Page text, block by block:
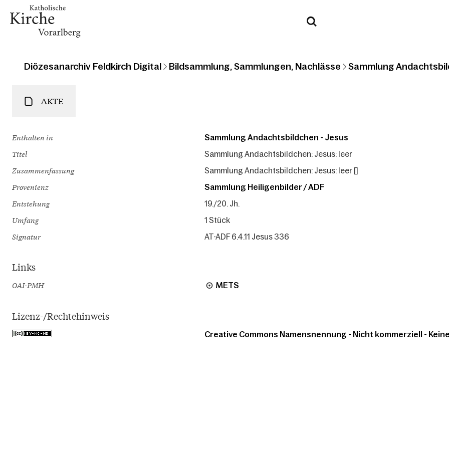
Diözesanarchiv Feldkirch Digital Bildsammlung, Sammlungen, Nachlässe Sammlung
AKTE
Enthalten in Sammlung Andachtsbildchen - Jesus
Titel Sammlung Andachtsbildchen: Jesus: leer
Zusammenfassung Sammlung Andachtsbildchen: Jesus: leer []
Provenienz Sammlung Heiligenbilder / ADF
Entstehung 19./20. Jh.
Umfang 1 Stück
Signatur AT-ADF 6.4.11 Jesus 336
Links
OAI-PMH METS
Lizenz-/Rechtehinweis
Creative Commons Namensnennung - Nicht kommerziell -